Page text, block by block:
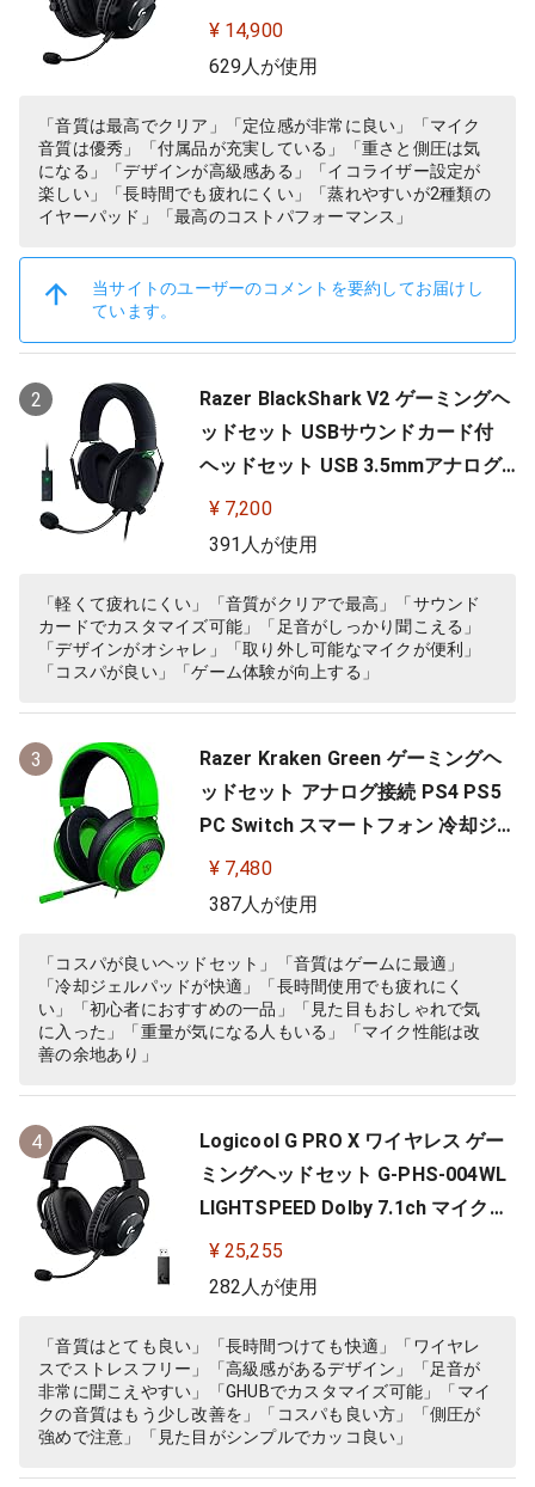
サウンド 3.5mm 有線 マイク付き Bl
ue VO!CE搭載 軽量 PS5 PS4 PC win
ック 国内正規品 【 ファイナルファ
ンタジー XIV 推奨モデル 】
¥ 14,900
629人が使用
「音質は最高でクリア」「定位感が非常に良い」「マイク
音質は優秀」「付属品が充実している」「重さと側圧は気
になる」「デザインが高級感ある」「イコライザー設定が
楽しい」「長時間でも疲れにくい」「蒸れやすいが2種類の
イヤーパッド」「最高のコストパフォーマンス」
当サイトのユーザーのコメントを要約してお届けし
ています。
2
Razer BlackShark V2 ゲーミングヘ
ッドセット USBサウンドカード付
ヘッドセット USB 3.5mmアナログ
THX 7.1ch 立体音響 特許技術採用チ
タンコート50mmドライバー 単一指
高遮音性イヤーカップ 軽量262g PC
PS4 PS5 Nintendo Switch 【日本…
¥ 7,200
391人が使用
「軽くて疲れにくい」「音質がクリアで最高」「サウンド
カードでカスタマイズ可能」「足音がしっかり聞こえる」
「デザインがオシャレ」「取り外し可能なマイクが便利」
「コスパが良い」「ゲーム体験が向上する」
3
Razer Kraken Green ゲーミングヘ
ッドセット アナログ接続 PS4 PS5
PC Switch スマートフォン 冷却ジェ
ルパッド 【日本正規代理店保証品】
RZ04-02830200-R3M
¥ 7,480
387人が使用
「コスパが良いヘッドセット」「音質はゲームに最適」
「冷却ジェルパッドが快適」「長時間使用でも疲れにく
い」「初心者におすすめの一品」「見た目もおしゃれで気
に入った」「重量が気になる人もいる」「マイク性能は改
善の余地あり」
4
Logicool G PRO X ワイヤレス ゲー
ミングヘッドセット G-PHS-004WL
LIGHTSPEED Dolby 7.1ch マイク付
き 20時間連続使用可能 軽量 充電式
PS5 PS4 PC ゲーミング ヘッドセッ
004 ブラック 国内正規品 【 ファイ
ナルファンタジー XIV 推奨モ…
¥ 25,255
282人が使用
「音質はとても良い」「長時間つけても快適」「ワイヤレ
スでストレスフリー」「高級感があるデザイン」「足音が
非常に聞こえやすい」「GHUBでカスタマイズ可能」「マイ
クの音質はもう少し改善を」「コスパも良い方」「側圧が
強めで注意」「見た目がシンプルでカッコ良い」